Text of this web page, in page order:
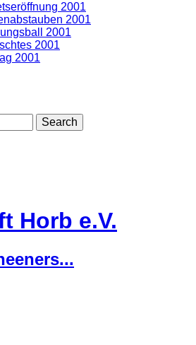
2001
2001
2001
2001
2001
Horb e.V.